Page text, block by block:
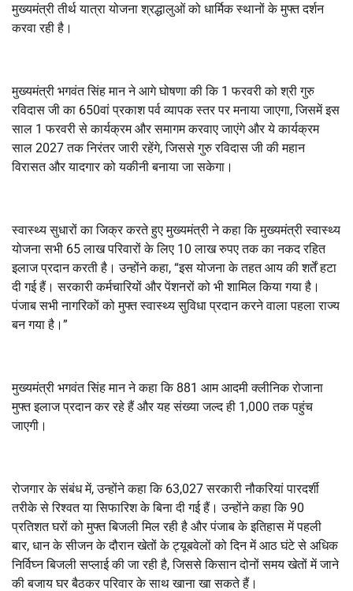
मुख्यमंत्री तीर्थ यात्रा योजना श्रद्धालुओं को धार्मिक स्थानों के मुफ्त दर्शन
करवा रही है।
मुख्यमंत्री भगवंत सिंह मान ने आगे घोषणा की कि 1 फरवरी को श्री गुरु
रविदास जी का 650वां प्रकाश पर्व व्यापक स्तर पर मनाया जाएगा, जिसमें इस
साल 1 फरवरी से कार्यक्रम और समागम करवाए जाएंगे और ये कार्यक्रम
साल 2027 तक निरंतर जारी रहेंगे, जिससे गुरु रविदास जी की महान
विरासत और यादगार को यकीनी बनाया जा सकेगा।
स्वास्थ्य सुधारों का जिक्र करते हुए मुख्यमंत्री ने कहा कि मुख्यमंत्री स्वास्थ्य
योजना सभी 65 लाख परिवारों के लिए 10 लाख रुपए तक का नकद रहित
इलाज प्रदान करती है। उन्होंने कहा, “इस योजना के तहत आय की शर्तें हटा
दी गई हैं। सरकारी कर्मचारियों और पेंशनरों को भी शामिल किया गया है।
पंजाब सभी नागरिकों को मुफ्त स्वास्थ्य सुविधा प्रदान करने वाला पहला राज्य
बन गया है।”
मुख्यमंत्री भगवंत सिंह मान ने कहा कि 881 आम आदमी क्लीनिक रोजाना
मुफ्त इलाज प्रदान कर रहे हैं और यह संख्या जल्द ही 1,000 तक पहुंच
जाएगी।
रोजगार के संबंध में, उन्होंने कहा कि 63,027 सरकारी नौकरियां पारदर्शी
तरीके से रिश्वत या सिफारिश के बिना दी गई हैं। उन्होंने कहा कि 90
प्रतिशत घरों को मुफ्त बिजली मिल रही है और पंजाब के इतिहास में पहली
बार, धान के सीजन के दौरान खेतों के ट्यूबवेलों को दिन में आठ घंटे से अधिक
निर्विघ्न बिजली सप्लाई की जा रही है, जिससे किसान दोनों समय खेतों में जाने
की बजाय घर बैठकर परिवार के साथ खाना खा सकते हैं।